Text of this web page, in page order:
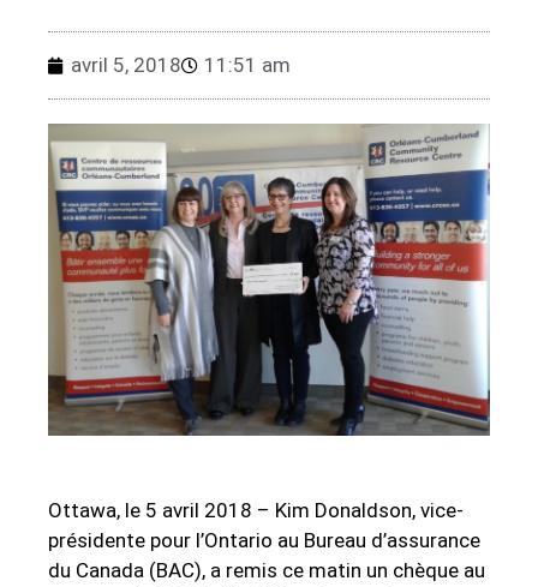
avril 5, 2018 11:51 am
Ottawa, le 5 avril 2018 – Kim Donaldson, vice-
présidente pour l’Ontario au Bureau d’assurance
du Canada (BAC), a remis ce matin un chèque au